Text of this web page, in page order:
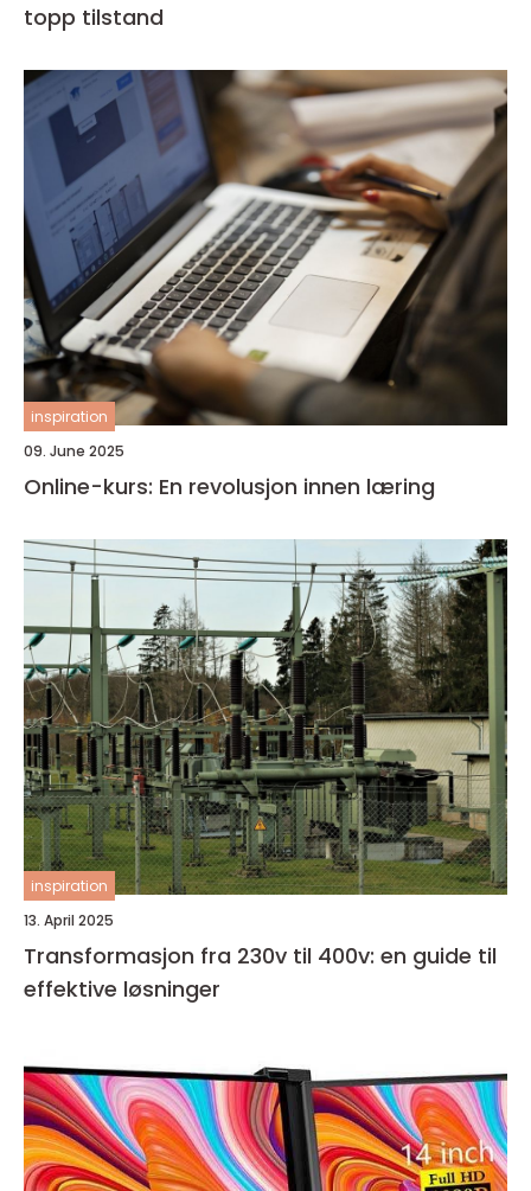
topp tilstand
inspiration
09. June 2025
Online-kurs: En revolusjon innen læring
inspiration
13. April 2025
Transformasjon fra 230v til 400v: en guide til
effektive løsninger